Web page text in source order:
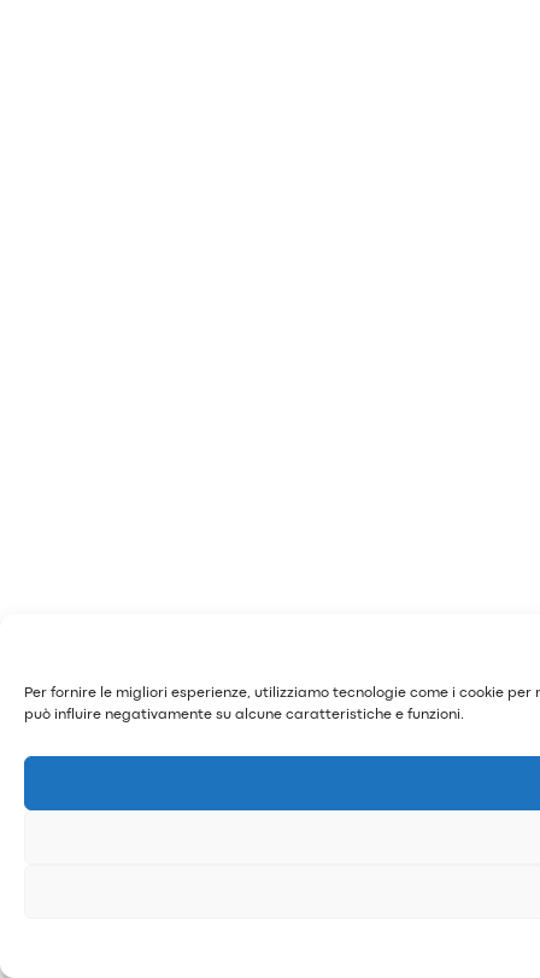
Per fornire le migliori esperienze, utilizziamo tecnologie come i cookie
può influire negativamente su alcune caratteristiche e funzioni.